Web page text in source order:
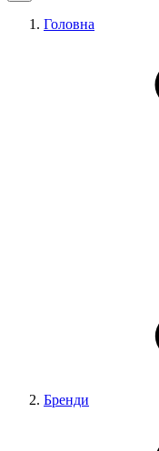
Головна
Бренди